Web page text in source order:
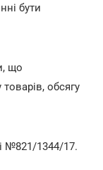
бути
що
обсягу
№821/1344/17.